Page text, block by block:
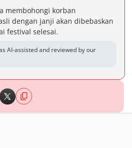
membohongi korban
dengan janji akan dibebaskan
festival selesai.
AI-assisted and reviewed by our